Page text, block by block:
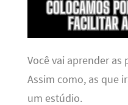
Você vai aprender as
Assim como, as que
um estúdio.